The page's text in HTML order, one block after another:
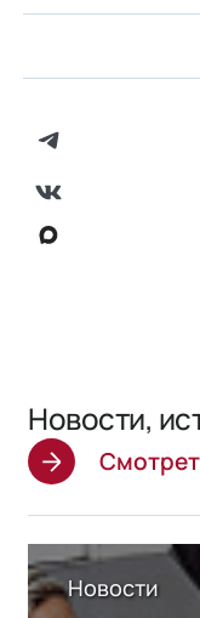
Новости,
Новости